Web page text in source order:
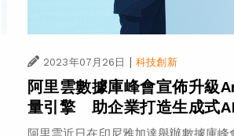
2023年07月26日 | 科技創新
阿里雲數據庫峰會宣佈升級
量引擎 助企業打造生成式